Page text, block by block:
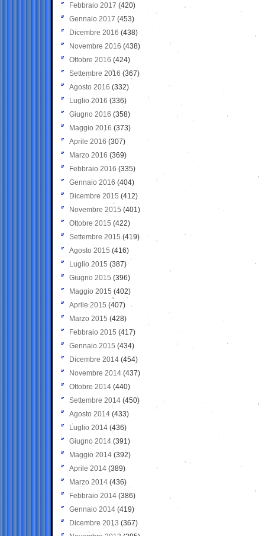
Febbraio 2017 (420)
Gennaio 2017 (453)
Dicembre 2016 (438)
Novembre 2016 (438)
Ottobre 2016 (424)
Settembre 2016 (367)
Agosto 2016 (332)
Luglio 2016 (336)
Giugno 2016 (358)
Maggio 2016 (373)
Aprile 2016 (307)
Marzo 2016 (369)
Febbraio 2016 (335)
Gennaio 2016 (404)
Dicembre 2015 (412)
Novembre 2015 (401)
Ottobre 2015 (422)
Settembre 2015 (419)
Agosto 2015 (416)
Luglio 2015 (387)
Giugno 2015 (396)
Maggio 2015 (402)
Aprile 2015 (407)
Marzo 2015 (428)
Febbraio 2015 (417)
Gennaio 2015 (434)
Dicembre 2014 (454)
Novembre 2014 (437)
Ottobre 2014 (440)
Settembre 2014 (450)
Agosto 2014 (433)
Luglio 2014 (436)
Giugno 2014 (391)
Maggio 2014 (392)
Aprile 2014 (389)
Marzo 2014 (436)
Febbraio 2014 (386)
Gennaio 2014 (419)
Dicembre 2013 (367)